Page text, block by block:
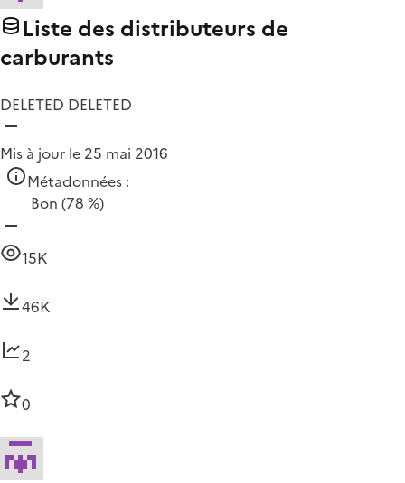
Liste des distributeurs de
carburants
DELETED DELETED
Mis à jour le 25 mai 2016
Métadonnées :
Bon (78 %)
15K
46K
2
0